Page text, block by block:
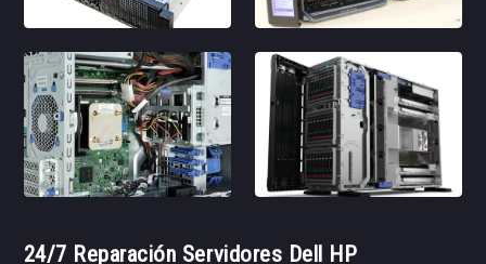
24/7 Reparación Servidores Dell HP